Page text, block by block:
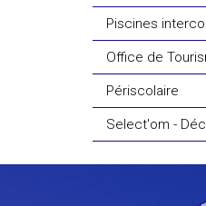
Piscines
Office de
Périscolaire
Select'om -